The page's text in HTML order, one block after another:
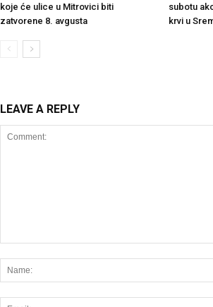
koje će ulice u Mitrovici biti
zatvorene 8. avgusta
subotu
krvi u
LEAVE A REPLY